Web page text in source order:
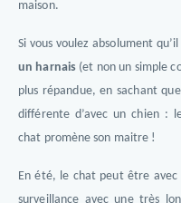
maison.
Si vous voulez absolument
un harnais (et non un simple
plus répandue, en sachant
différente d’avec un chien :
chat promène son maitre !
En été, le chat peut être avec
surveillance avec une très